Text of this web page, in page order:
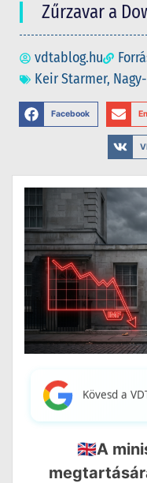
Zűrzavar a
vdtablog.hu
Keir Starmer,
Facebook
Kövesd a
🇬🇧A